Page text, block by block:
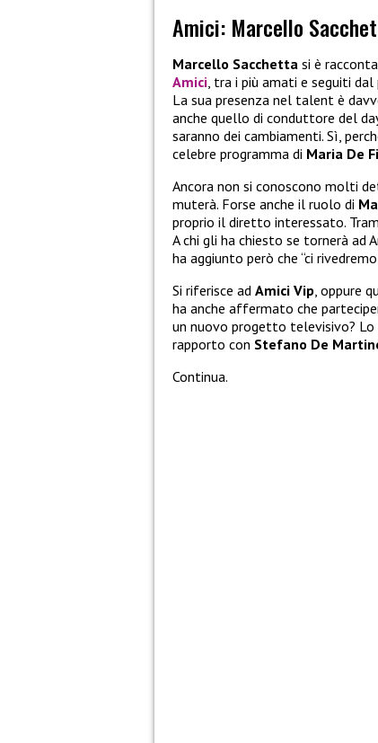
Amici: Marcello
Marcello Sacchetta si è
Amici, tra i più amati e seguiti dal
La sua presenza nel talent è
anche quello di conduttore del
saranno dei cambiamenti. Sì,
celebre programma di Maria De
Ancora non si conoscono molti
muterà. Forse anche il ruolo di
proprio il diretto interessato.
A chi gli ha chiesto se tornerà ad
ha aggiunto però che “ci
Si riferisce ad Amici Vip, oppure
ha anche affermato che
un nuovo progetto televisivo? Lo
rapporto con Stefano De
Continua.